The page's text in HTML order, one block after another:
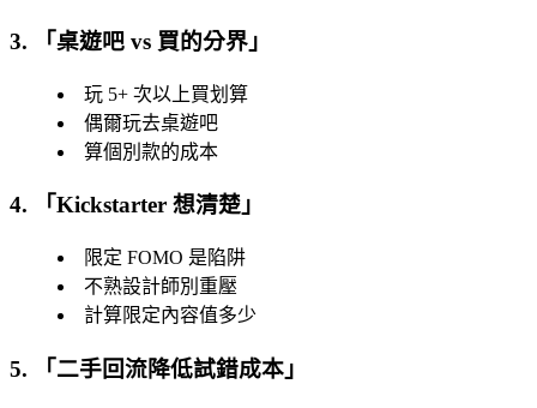
3. 「 桌遊吧 vs 買的分界 」
玩 5+ 次以上買划算
偶爾玩去桌遊吧
算個別款的成本
4. 「Kickstarter 想清楚 」
限定 FOMO 是陷阱
不熟設計師別重壓
計算限定內容值多少
5. 「 二手回流降低試錯成本 」